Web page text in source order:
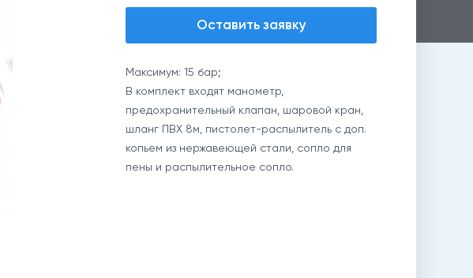
Оставить заявку
Максимум: 15 бар;
В комплект входят манометр,
предохранительный клапан, шаровой кран,
шланг ПВХ 8м, пистолет-распылитель с доп.
копьем из нержавеющей стали, сопло для
пены и распылительное сопло.